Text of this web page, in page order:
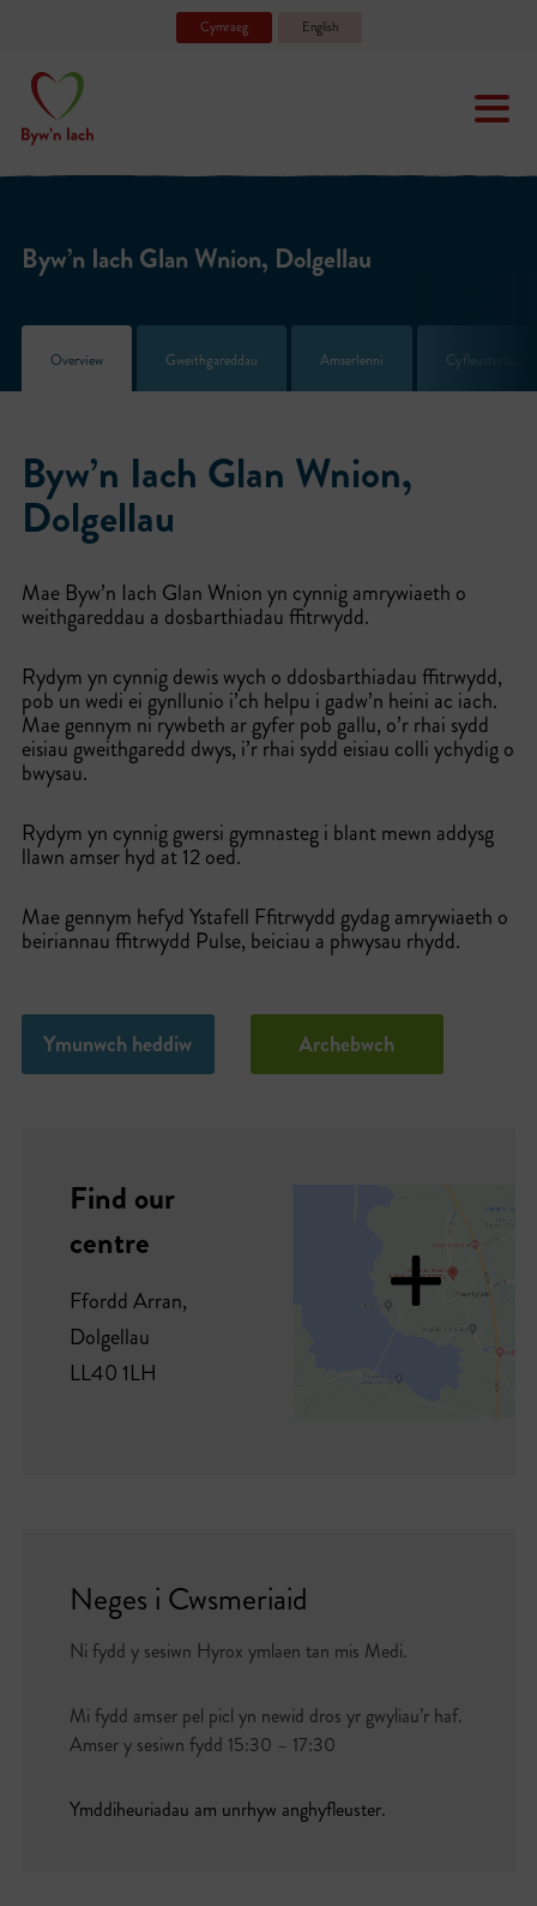
Cymraeg English
Byw’n Iach Glan Wnion, Dolgellau
Overview Gweithgareddau Amserlenni Cyfleusterau
Byw’n Iach Glan Wnion,
Dolgellau
Mae Byw’n Iach Glan Wnion yn cynnig amrywiaeth o
weithgareddau a dosbarthiadau ffitrwydd.
Rydym yn cynnig dewis wych o ddosbarthiadau ffitrwydd,
pob un wedi ei gynllunio i’ch helpu i gadw’n heini ac iach.
Mae gennym ni rywbeth ar gyfer pob gallu, o’r rhai sydd
eisiau gweithgaredd dwys, i’r rhai sydd eisiau colli ychydig o
bwysau.
Rydym yn cynnig gwersi gymnasteg i blant mewn addysg
llawn amser hyd at 12 oed.
Mae gennym hefyd Ystafell Ffitrwydd gydag amrywiaeth o
beiriannau ffitrwydd Pulse, beiciau a phwysau rhydd.
Ymunwch heddiw Archebwch
Find our
centre
Ffordd Arran,
Dolgellau
LL40 1LH
+
Neges i Cwsmeriaid
Ni fydd y sesiwn Hyrox ymlaen tan mis Medi.
Mi fydd amser pel picl yn newid dros yr gwyliau’r haf.
Amser y sesiwn fydd 15:30 – 17:30
Ymddiheuriadau am unrhyw anghyfleuster.